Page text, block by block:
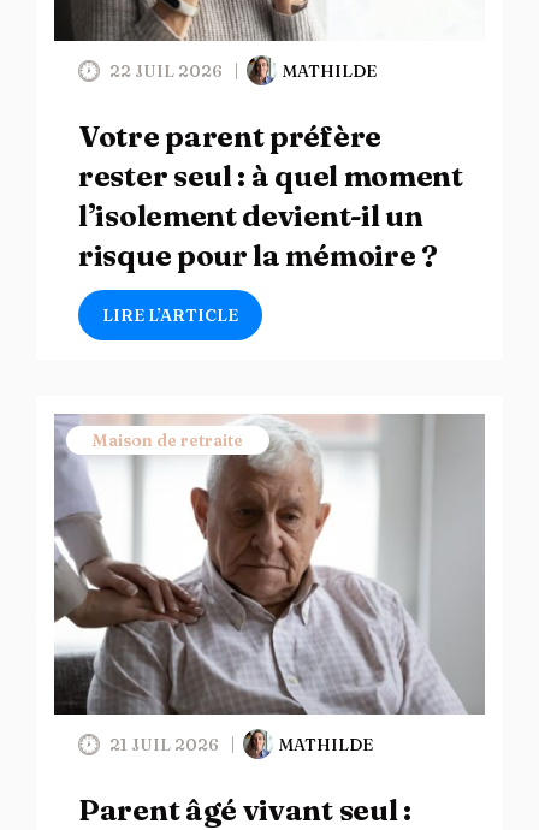
22 JUIL 2026 MATHILDE
Votre parent préfère
rester seul : à quel moment
l’isolement devient-il un
risque pour la mémoire ?
LIRE L’ARTICLE
Maison de retraite
21 JUIL 2026 MATHILDE
Parent âgé vivant seul :